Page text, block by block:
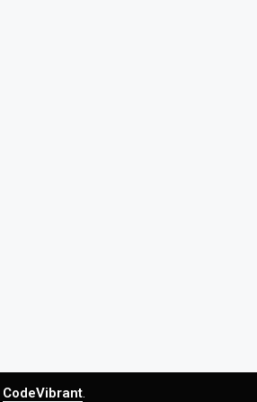
CodeVibrant.